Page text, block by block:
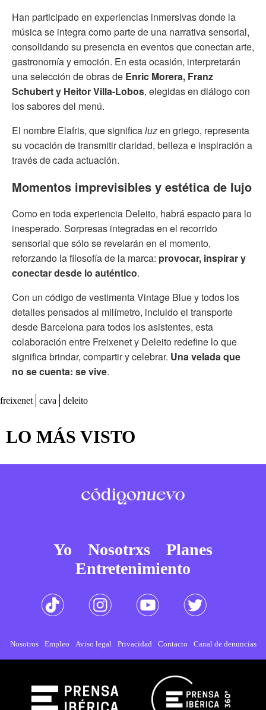
Han participado en experiencias inmersivas donde la
música se integra como parte de una narrativa sensorial,
consolidando su presencia en eventos que conectan arte,
gastronomía y emoción. En esta ocasión, interpretarán
una selección de obras de Enric Morera, Franz
Schubert y Heitor Villa-Lobos, elegidas en diálogo con
los sabores del menú.
El nombre Elafris, que significaluzen griego, representa
su vocación de transmitir claridad, belleza e inspiración a
través de cada actuación.
Momentos imprevisibles y estética de lujo
Como en toda experiencia Deleito, habrá espacio para lo
inesperado. Sorpresas integradas en el recorrido
sensorial que sólo se revelarán en el momento,
reforzando la filosofía de la marca: provocar, inspirar y
conectar desde lo auténtico.
Con un código de vestimenta Vintage Blue y todos los
detalles pensados al milímetro, incluido el transporte
desde Barcelona para todos los asistentes, esta
colaboración entre Freixenet y Deleito redefine lo que
significa brindar, compartir y celebrar. Una velada que
no se cuenta: se vive.
freixenet cava deleito
LO MÁS VISTO
Yo Nosotrxs
Planes
Entretenimiento
Nosotros Empleo Aviso legal Privacidad Contacto Canal de denuncias